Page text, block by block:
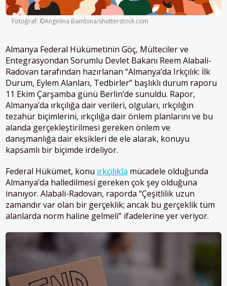
Fotoğraf: ©Angelina Bambina/shutterstock.com
Almanya Federal Hükümetinin Göç, Mülteciler ve
Entegrasyondan Sorumlu Devlet Bakanı Reem Alabali-
Radovan tarafından hazırlanan “Almanya’da Irkçılık: İlk
Durum, Eylem Alanları, Tedbirler” başlıklı durum raporu
11 Ekim Çarşamba günü Berlin’de sunuldu. Rapor,
Almanya’da ırkçılığa dair verileri, olguları, ırkçılığın
tezahür biçimlerini, ırkçılığa dair önlem planlarını ve bu
alanda gerçekleştirilmesi gereken önlem ve
danışmanlığa dair eksikleri de ele alarak, konuyu
kapsamlı bir biçimde irdeliyor.
Federal Hükümet, konu ırkçılıkla mücadele olduğunda
Almanya’da halledilmesi gereken çok şey olduğuna
inanıyor. Alabali-Radovan, raporda “Çeşitlilik uzun
zamandır var olan bir gerçeklik; ancak bu gerçeklik tüm
alanlarda norm haline gelmeli” ifadelerine yer veriyor.